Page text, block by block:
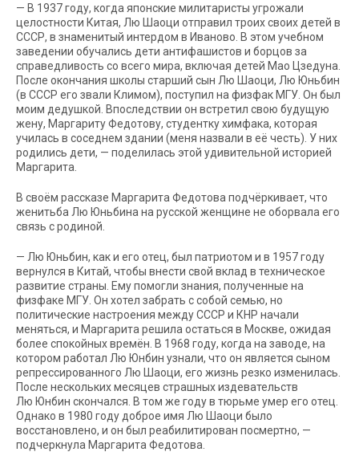
— В 1937 году, когда японские милитаристы угрожали
целостности Китая, Лю Шаоци отправил троих своих детей в
СССР, в знаменитый интердом в Иваново. В этом учебном
заведении обучались дети антифашистов и борцов за
справедливость со всего мира, включая детей Мао Цзедуна.
После окончания школы старший сын Лю Шаоци, Лю Юньбин
(в СССР его звали Климом), поступил на физфак МГУ. Он был
моим дедушкой. Впоследствии он встретил свою будущую
жену, Маргариту Федотову, студентку химфака, которая
училась в соседнем здании (меня назвали в её честь). У них
родились дети, — поделилась этой удивительной историей
Маргарита.
В своём рассказе Маргарита Федотова подчёркивает, что
женитьба Лю Юньбина на русской женщине не оборвала его
связь с родиной.
— Лю Юньбин, как и его отец, был патриотом и в 1957 году
вернулся в Китай, чтобы внести свой вклад в техническое
развитие страны. Ему помогли знания, полученные на
физфаке МГУ. Он хотел забрать с собой семью, но
политические настроения между СССР и КНР начали
меняться, и Маргарита решила остаться в Москве, ожидая
более спокойных времён. В 1968 году, когда на заводе, на
котором работал Лю Юнбин узнали, что он является сыном
репрессированного Лю Шаоци, его жизнь резко изменилась.
После нескольких месяцев страшных издевательств
Лю Юнбин скончался. В том же году в тюрьме умер его отец.
Однако в 1980 году доброе имя Лю Шаоци было
восстановлено, и он был реабилитирован посмертно, —
подчеркнула Маргарита Федотова.